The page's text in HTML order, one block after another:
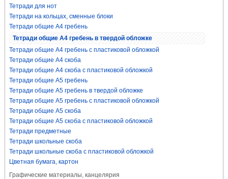
Тетради для нот
Тетради на кольцах, сменные блоки
Тетради общие А4 гребень
Тетради общие А4 гребень в твердой обложке
Тетради общие А4 гребень с пластиковой обложкой
Тетради общие А4 скоба
Тетради общие А4 скоба с пластиковой обложкой
Тетради общие А5 гребень
Тетради общие А5 гребень в твердой обложке
Тетради общие А5 гребень с пластиковой обложкой
Тетради общие А5 скоба
Тетради общие А5 скоба с пластиковой обложкой
Тетради предметные
Тетради школьные скоба
Тетради школьные скоба с пластиковой обложкой
Цветная бумага, картон
Графические материалы, канцелярия